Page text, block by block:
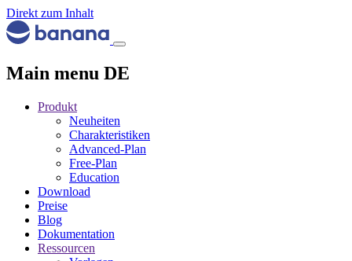
Direkt zum Inhalt
Main menu DE
Produkt
Neuheiten
Charakteristiken
Advanced-Plan
Free-Plan
Education
Download
Preise
Blog
Dokumentation
Ressourcen